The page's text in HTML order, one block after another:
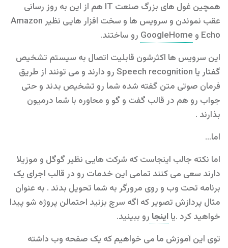
همچین غول های بزرگ صنعت IT هم از این به روز رسانی
عقب نموندن و سرویس ها و سخت افزار هایی نظیر Amazon
Echo و
GoogleHome رو ساختند.
این سرویس ها اکثرشون قابلیت اتصال به سیستم تشخیص
گفتار یا Speech recognition رو دارند و می تونند از طریق
فرمان صوتی متن گفته شده شما رو تشخیص بدند و حتی
جواب رو هم در قالب گفت و گو و محاوره با شما درمیون
بذارند .
اما…
اما نکته جالب اینجاست که شرکت هایی نظیر گوگل و موزیلا
دارند سعی می کنند تمامی این خدمات رو در قالب اجرای یک
برنامه تحت وب و روی مرورگر به شما تحویل بدند . به عنوان
مثال پردازش تصویر که اگه سرچ بزنید احتمالن پروژه شو پیدا
خواهید کرد .یااینجا رو ببینید.
توی این آموزش ما می خواهیم که یک صفحه وب داشته